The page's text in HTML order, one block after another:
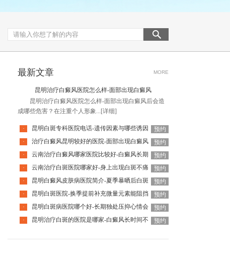
最新文章 MORE
昆明治疗白癜风医院怎么样-面部出现白癜风
昆明治疗白癜风医院怎么样-面部出现白癜风后会造
成哪些危害？在注重个人形象... [详细]
· 昆明白斑专科医院电话-遗传因素与哪些诱因
预约
·
治疗白癜风昆明较好的医院-面部出现白癜风
预约
·
云南治疗白癜风哪家医院比较好-白癜风长期
预约
·
云南治疗白斑医院哪家好-身上出现白斑不痛
预约
·
昆明白癜风皮肤病医院简介-夏季暴晒后白斑
预约
·
昆明白斑医院-换季提前补充微量元素能阻挡
预约
·
昆明白斑病医院哪个好-长期独处压抑心情会
预约
·
昆明治疗白斑的医院是哪家-白癜风长时间不 预约